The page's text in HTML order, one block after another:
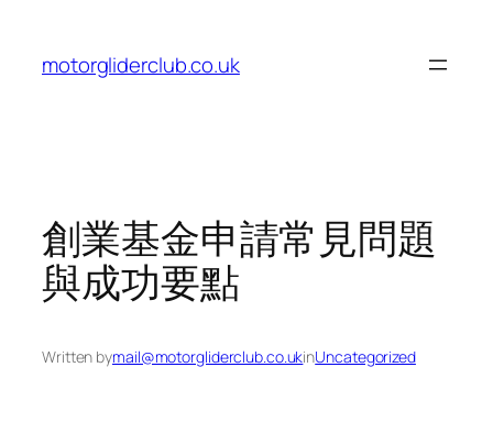
content
motorgliderclub.co.uk
創業基金申請常見問題
與成功要點
Written bymail@motorgliderclub.co.ukinUncategorized